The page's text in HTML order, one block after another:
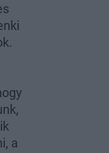
a